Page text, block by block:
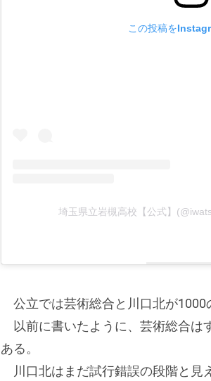
この投稿を
埼玉県立岩槻高校【公式】
公立では芸術総合と川口北が1000
以前に書いたように、芸術総合は
ある。
川口北はまだ試行錯誤の段階と見